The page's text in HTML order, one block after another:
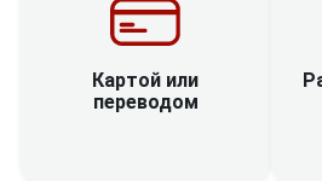
Картой или
переводом